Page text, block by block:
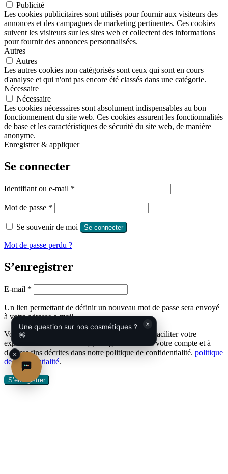
Publicité
Les cookies publicitaires sont utilisés pour fournir aux visiteurs des
annonces et des campagnes de marketing pertinentes. Ces cookies
suivent les visiteurs sur les sites web et collectent des informations
pour fournir des annonces personnalisées.
Autres
Autres
Les autres cookies non catégorisés sont ceux qui sont en cours
d'analyse et qui n'ont pas encore été classés dans une catégorie.
Nécessaire
Nécessaire
Les cookies nécessaires sont absolument indispensables au bon
fonctionnement du site web. Ces cookies assurent les fonctionnalités
de base et les caractéristiques de sécurité du site web, de manière
anonyme.
Enregistrer & appliquer
Se connecter
Identifiant ou e-mail *
Mot de passe *
Se souvenir de moi Se connecter
Mot de passe perdu ?
S’enregistrer
E-mail *
Un lien permettant de définir un nouveau mot de passe sera envoyé
à votre adresse e-mail.
Vos données personnelles seront utilisées pour faciliter votre
expérience sur ce site web, pour gérer l'accès à votre compte et à
d'autres fins décrites dans notre politique de confidentialité. politique
de confidentialité.
S’enregistrer
×
×
Une question sur nos cosmétiques ?
👋